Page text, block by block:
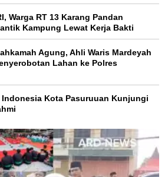
Warga RT 13 Karang Pandan
Kampung Lewat Kerja Bakti
Agung, Ahli Waris Mardeyah
Lahan ke Polres
Kota Pasuruuan Kunjungi